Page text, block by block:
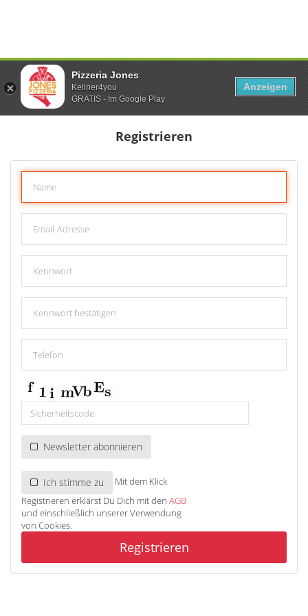
Registrieren
Newsletter abonnieren
Ich stimme zu
Mit dem Klick
Registrieren erklärst Du Dich mit den AGB
und einschließlich unserer Verwendung
von Cookies.
Registrieren
Pizzeria Jones
Kellner4you
GRATIS - Im Google Play
Anzeigen